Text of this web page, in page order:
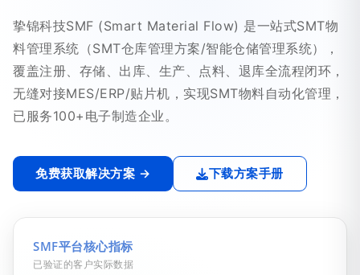
挚锦科技SMF (Smart Material Flow) 是一站式SMT物
料管理系统（SMT仓库管理方案/智能仓储管理系统），
覆盖注册、存储、出库、生产、点料、退库全流程闭环，
无缝对接MES/ERP/贴片机，实现SMT物料自动化管理，
已服务100+电子制造企业。
免费获取解决方案 → 下载方案手册
SMF平台核心指标
已验证的客户实际数据